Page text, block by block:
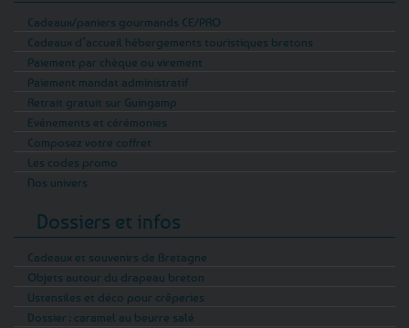
Cadeaux/paniers gourmands CE/PRO
Cadeaux d’accueil hébergements touristiques bretons
Paiement par chèque ou virement
Paiement mandat administratif
Retrait gratuit sur Guingamp
Evénements et cérémonies
Composez votre coffret
Les codes promo
Nos univers
Dossiers et infos
Cadeaux et souvenirs de Bretagne
Objets autour du drapeau breton
Ustensiles et déco pour crêperies
Dossier : caramel au beurre salé